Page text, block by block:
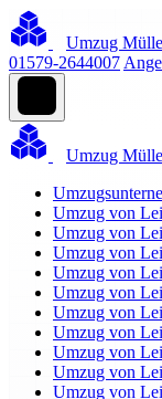
Umzug
01579-2644007
Umzug
Umzug von
Umzug von
Umzug von
Umzug von
Umzug von
Umzug von
Umzug von
Umzug von
Umzug von
Umzug von